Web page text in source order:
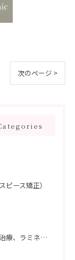
次のページ >
ピース矯正）
イレクトボンディング）